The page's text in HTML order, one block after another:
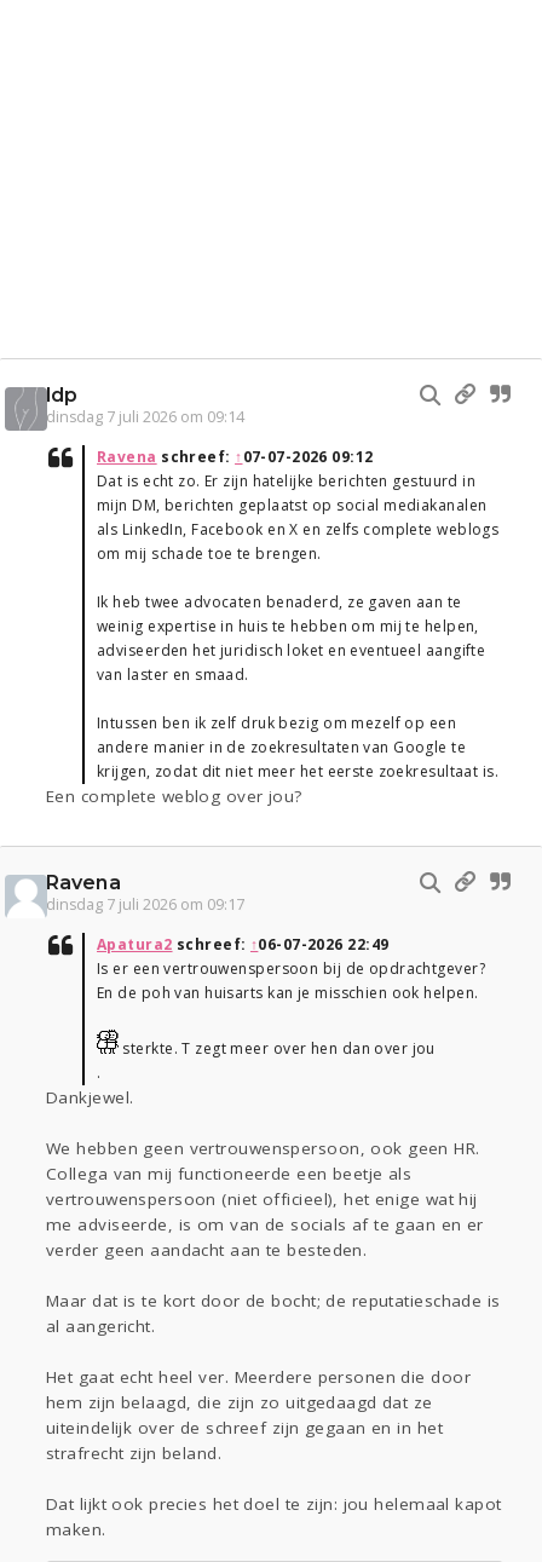
ldp
dinsdag 7 juli 2026 om 09:14
Ravena schreef: ↑07-07-2026 09:12
Dat is echt zo. Er zijn hatelijke berichten gestuurd in
mijn DM, berichten geplaatst op social mediakanalen
als LinkedIn, Facebook en X en zelfs complete weblogs
om mij schade toe te brengen.
Ik heb twee advocaten benaderd, ze gaven aan te
weinig expertise in huis te hebben om mij te helpen,
adviseerden het juridisch loket en eventueel aangifte
van laster en smaad.
Intussen ben ik zelf druk bezig om mezelf op een
andere manier in de zoekresultaten van Google te
krijgen, zodat dit niet meer het eerste zoekresultaat is.
Een complete weblog over jou?
Ravena
dinsdag 7 juli 2026 om 09:17
Apatura2 schreef: ↑06-07-2026 22:49
Is er een vertrouwenspersoon bij de opdrachtgever?
En de poh van huisarts kan je misschien ook helpen.
sterkte. T zegt meer over hen dan over jou
.
Dankjewel.
We hebben geen vertrouwenspersoon, ook geen HR.
Collega van mij functioneerde een beetje als
vertrouwenspersoon (niet officieel), het enige wat hij
me adviseerde, is om van de socials af te gaan en er
verder geen aandacht aan te besteden.
Maar dat is te kort door de bocht; de reputatieschade is
al aangericht.
Het gaat echt heel ver. Meerdere personen die door
hem zijn belaagd, die zijn zo uitgedaagd dat ze
uiteindelijk over de schreef zijn gegaan en in het
strafrecht zijn beland.
Dat lijkt ook precies het doel te zijn: jou helemaal kapot
maken.